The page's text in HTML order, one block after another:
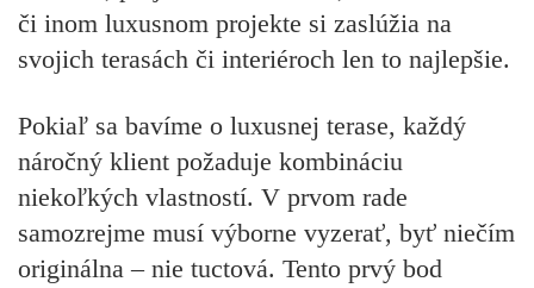
či inom luxusnom projekte si zaslúžia na
svojich terasách či interiéroch len to najlepšie.
Pokiaľ sa bavíme o luxusnej terase, každý
náročný klient požaduje kombináciu
niekoľkých vlastností. V prvom rade
samozrejme musí výborne vyzerať, byť niečím
originálna – nie tuctová. Tento prvý bod